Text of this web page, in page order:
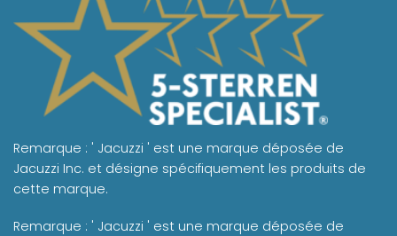
Remarque : ' Jacuzzi ' est une marque déposée de
Jacuzzi Inc. et désigne spécifiquement les produits de
cette marque.
Remarque : ' Jacuzzi ' est une marque déposée de